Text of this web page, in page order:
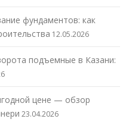
фундаментов: как
12.05.2026
подъемные в Казани:
цене — обзор
23.04.2026